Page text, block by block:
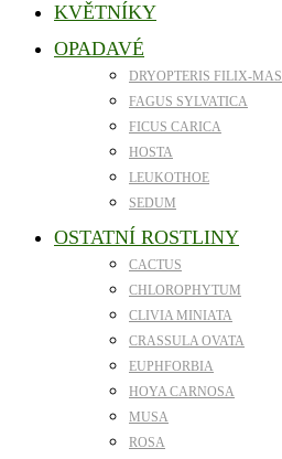
KVĚTNÍKY
OPADAVÉ
DRYOPTERIS FILIX-MAS
FAGUS SYLVATICA
FICUS CARICA
HOSTA
LEUKOTHOE
SEDUM
OSTATNÍ ROSTLINY
CACTUS
CHLOROPHYTUM
CLIVIA MINIATA
CRASSULA OVATA
EUPHFORBIA
HOYA CARNOSA
MUSA
ROSA